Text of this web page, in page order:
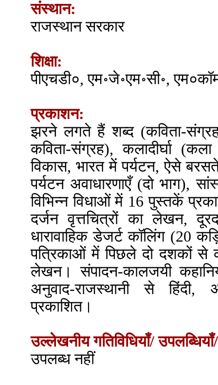
संस्थान:
राजस्थान सरकार
शिक्षा:
पीएचडी०, एम॰जे॰एम॰सी॰,
प्रकाशन:
झरने लगते हैं शब्द (कविता-
कविता-संग्रह), कलादीर्घा
विकास, भारत में पर्यटन, ऐसे
पर्यटन अवाधारणाएँ (दो भाग),
विभिन्न विधाओं में 16 पुस्तकें
दर्जन वृत्तचित्रों का लेखन,
धारावाहिक डेजर्ट कॉलिंग (20
पत्रिकाओं में पिछले दो दशकों से
लेखन। संपादन-कालजयी
अनुवाद-राजस्थानी से
प्रकाशित।
उल्लेखनीय गतिविधियाँ/ उपलब्धियाँ/
उपलब्ध नहीं